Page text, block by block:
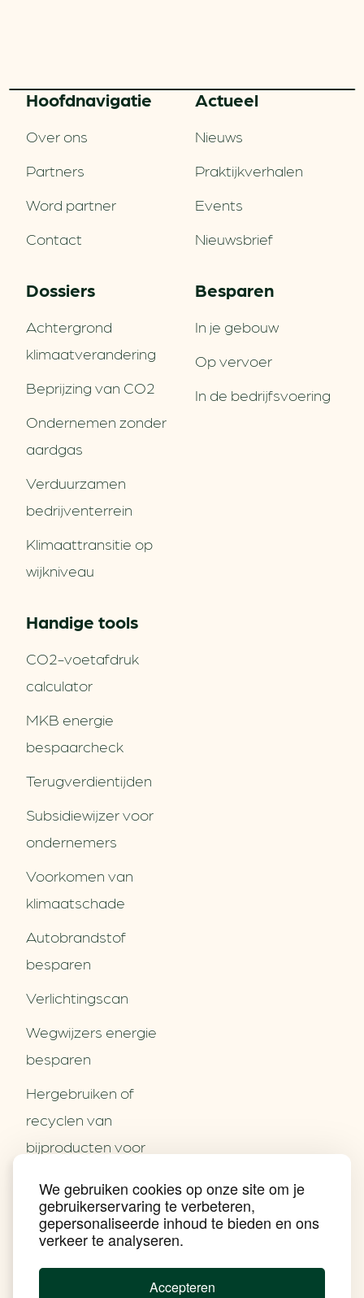
We gebruiken cookies op onze site om je
gebruikerservaring te verbeteren,
gepersonaliseerde inhoud te bieden en ons
verkeer te analyseren.
Accepteren
Partners
Contact
Nieuws
Praktijkverhalen
Events
Nieuwsbrief
Achtergrond klimaatverandering
Beprijzing van CO2
Hoofd­navigatie
Over ons
Partners
Word partner
Contact
Actueel
Nieuws
Praktijkverhalen
Events
Nieuwsbrief
Dossiers
Achtergrond
klimaatverandering
Beprijzing van CO2
Ondernemen zonder
aardgas
Verduurzamen
bedrijventerrein
Klimaattransitie op
wijkniveau
Besparen
In je gebouw
Op vervoer
In de bedrijfsvoering
Handige tools
CO2-voetafdruk
calculator
MKB energie
bespaarcheck
Terugverdien­tijden
Subsidiewijzer voor
ondernemers
Voorkomen van
klimaatschade
Autobrandstof
besparen
Verlichtingscan
Wegwijzers energie
besparen
Hergebruiken of
recyclen van
bijproducten voor
Energie besparen op
uw PC